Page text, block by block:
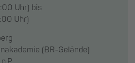
Uhr) bis
Uhr)
(BR-Gelände)